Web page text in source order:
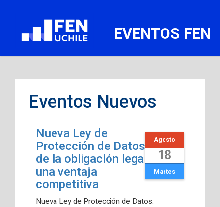
EVENTOS FEN
Eventos Nuevos
Nueva Ley de
Protección de Datos:
de la obligación legal a
una ventaja
competitiva
Nueva Ley de Protección de Datos:
Agosto
18
Martes